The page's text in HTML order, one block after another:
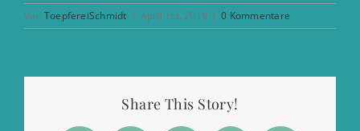
Von ToepfereiSchmidt | April 1st, 2019 | 0 Kommentare
Share This Story!